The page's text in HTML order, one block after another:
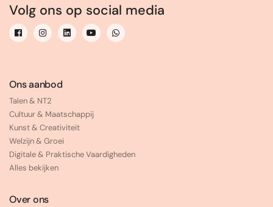
Volg ons op social media
Ons aanbod
Talen & NT2
Cultuur & Maatschappij
Kunst & Creativiteit
Welzijn & Groei
Digitale & Praktische Vaardigheden
Alles bekijken
Over ons